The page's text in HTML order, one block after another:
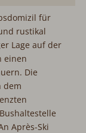
auf der
traumhaften
liegt
mit
Die
An
und
für